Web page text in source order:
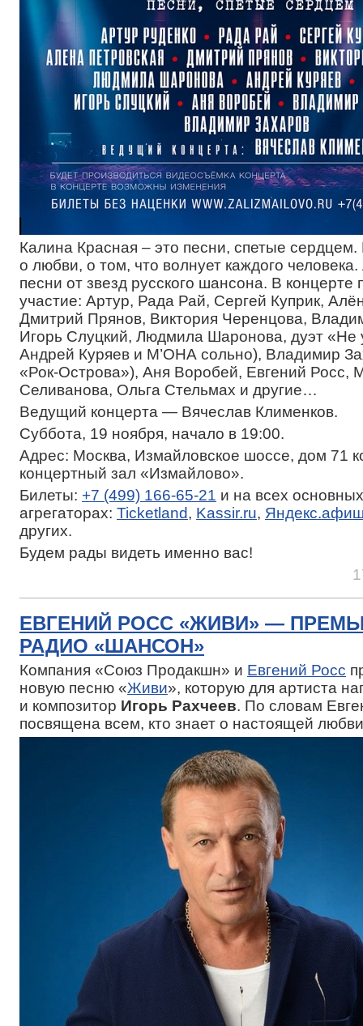
Калина Красная – это песни, спетые
о любви, о том, что волнует каждого
песни от звезд русского шансона. В концерте
участие: Артур, Рада Рай, Сергей Куприк,
Дмитрий Прянов, Виктория Черенцова,
Игорь Слуцкий, Людмила Шаронова, дуэт «Не
Андрей Куряев и М’ОНА сольно), Владимир
«Рок-Острова»), Аня Воробей, Евгений Росс,
Селиванова, Ольга Стельмах и другие…
Ведущий концерта — Вячеслав Клименков.
Суббота, 19 ноября, начало в 19:00.
Адрес: Москва, Измайловское шоссе, дом 71
концертный зал «Измайлово».
Билеты: +7 (499) 166-65-21 и на всех
агрегаторах: Ticketland, Kassir.ru,
других.
Будем рады видеть именно вас!
ЕВГЕНИЙ РОСС «ЖИВИ» —
РАДИО «ШАНСОН»
Компания «Союз Продакшн» и Евгений Росс
новую песню «Живи», которую для артиста
и композитор Игорь Рахчеев. По словам
посвящена всем, кто знает о настоящей